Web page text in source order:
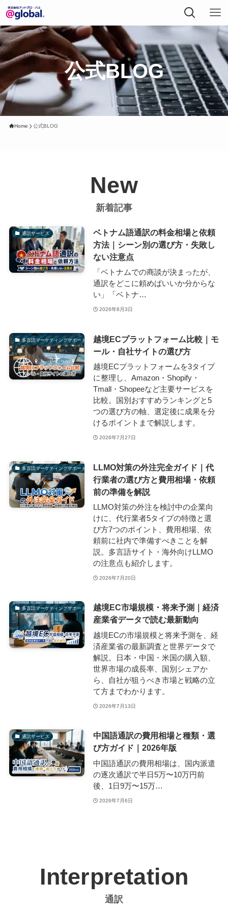
公式BLOG
Home 公式BLOG
New
新着記事
通訳サービス
ベトナム語通訳の料金相場と依頼
方法｜シーン別の選び方・失敗し
ない注意点
「ベトナムでの商談が決まったが、
通訳をどこに頼めばいいか分からな
い」「ベトナ…
2026年8月3日
多言語マーケティングサポート
越境ECプラットフォーム比較｜モ
ール・自社サイトの選び方
越境ECプラットフォームを3タイプ
に整理し、Amazon・Shopify・
Tmall・Shopeeなど主要サービスを
比較。国別おすすめランキングと5
つの選び方の軸、選定後に成果を分
けるポイントまで解説します。
2026年7月27日
多言語マーケティングサポート
LLMO対策の外注完全ガイド｜代
行業者の選び方と費用相場・依頼
前の準備を解説
LLMO対策の外注を検討中の企業向
けに、代行業者5タイプの特徴と選
び方7つのポイント、費用相場、依
頼前に社内で準備すべきことを解
説。多言語サイト・海外向けLLMO
の注意点も紹介します。
2026年7月20日
多言語マーケティングサポート
越境EC市場規模・将来予測｜経済
産業省データで読む最新動向
越境ECの市場規模と将来予測を、経
済産業省の最新調査と世界データで
解説。日本・中国・米国の購入額、
世界市場の成長率、国別シェアか
ら、自社が狙うべき市場と戦略の立
て方までわかります。
2026年7月13日
通訳サービス
中国語通訳の費用相場と種類・選
び方ガイド｜2026年版
中国語通訳の費用相場は、国内派遣
の逐次通訳で半日5万〜10万円前
後、1日9万〜15万…
2026年7月6日
Interpretation
通訳